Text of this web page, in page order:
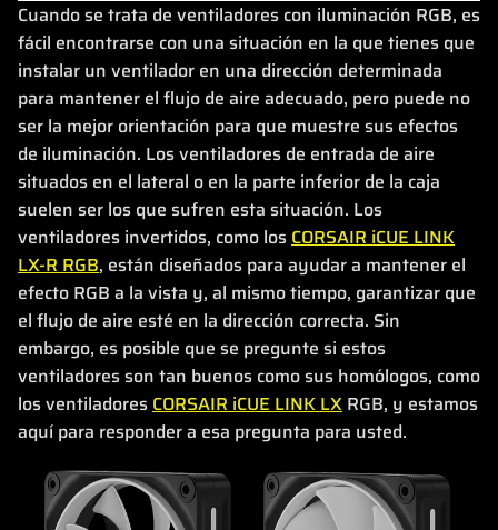
Cuando se trata de ventiladores con iluminación RGB, es
fácil encontrarse con una situación en la que tienes que
instalar un ventilador en una dirección determinada
para mantener el flujo de aire adecuado, pero puede no
ser la mejor orientación para que muestre sus efectos
de iluminación. Los ventiladores de entrada de aire
situados en el lateral o en la parte inferior de la caja
suelen ser los que sufren esta situación. Los
ventiladores invertidos, como losCORSAIR iCUE LINK
LX-R RGB, están diseñados para ayudar a mantener el
efecto RGB a la vista y, al mismo tiempo, garantizar que
el flujo de aire esté en la dirección correcta. Sin
embargo, es posible que se pregunte si estos
ventiladores son tan buenos como sus homólogos, como
los ventiladoresCORSAIR iCUE LINK LX RGB, y estamos
aquí para responder a esa pregunta para usted.